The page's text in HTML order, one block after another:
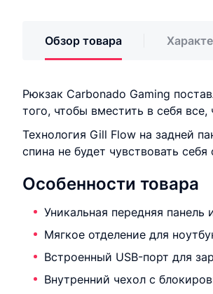
Обзор товара
Рюкзак Carbonado Gaming
того, чтобы вместить в себя
Технология Gill Flow на задней
спина не будет чувствовать
Особенности товара
Уникальная передняя
Мягкое отделение для
Встроенный USB-порт для
Внутренний чехол с